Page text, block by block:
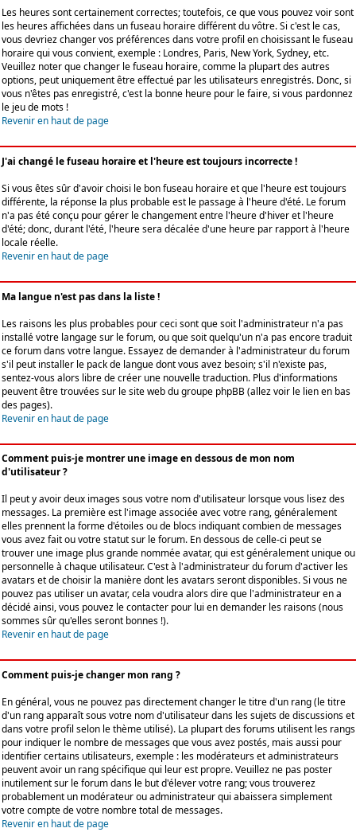
Les heures sont certainement correctes; toutefois, ce que vous pouvez voir sont
les heures affichées dans un fuseau horaire différent du vôtre. Si c'est le cas,
vous devriez changer vos préférences dans votre profil en choisissant le fuseau
horaire qui vous convient, exemple : Londres, Paris, New York, Sydney, etc.
Veuillez noter que changer le fuseau horaire, comme la plupart des autres
options, peut uniquement être effectué par les utilisateurs enregistrés. Donc, si
vous n'êtes pas enregistré, c'est la bonne heure pour le faire, si vous pardonnez
le jeu de mots !
Revenir en haut de page
J'ai changé le fuseau horaire et l'heure est toujours incorrecte !
Si vous êtes sûr d'avoir choisi le bon fuseau horaire et que l'heure est toujours
différente, la réponse la plus probable est le passage à l'heure d'été. Le forum
n'a pas été conçu pour gérer le changement entre l'heure d'hiver et l'heure
d'été; donc, durant l'été, l'heure sera décalée d'une heure par rapport à l'heure
locale réelle.
Revenir en haut de page
Ma langue n'est pas dans la liste !
Les raisons les plus probables pour ceci sont que soit l'administrateur n'a pas
installé votre langage sur le forum, ou que soit quelqu'un n'a pas encore traduit
ce forum dans votre langue. Essayez de demander à l'administrateur du forum
s'il peut installer le pack de langue dont vous avez besoin; s'il n'existe pas,
sentez-vous alors libre de créer une nouvelle traduction. Plus d'informations
peuvent être trouvées sur le site web du groupe phpBB (allez voir le lien en bas
des pages).
Revenir en haut de page
Comment puis-je montrer une image en dessous de mon nom
d'utilisateur ?
Il peut y avoir deux images sous votre nom d'utilisateur lorsque vous lisez des
messages. La première est l'image associée avec votre rang, généralement
elles prennent la forme d'étoiles ou de blocs indiquant combien de messages
vous avez fait ou votre statut sur le forum. En dessous de celle-ci peut se
trouver une image plus grande nommée avatar, qui est généralement unique ou
personnelle à chaque utilisateur. C'est à l'administrateur du forum d'activer les
avatars et de choisir la manière dont les avatars seront disponibles. Si vous ne
pouvez pas utiliser un avatar, cela voudra alors dire que l'administrateur en a
décidé ainsi, vous pouvez le contacter pour lui en demander les raisons (nous
sommes sûr qu'elles seront bonnes !).
Revenir en haut de page
Comment puis-je changer mon rang ?
En général, vous ne pouvez pas directement changer le titre d'un rang (le titre
d'un rang apparaît sous votre nom d'utilisateur dans les sujets de discussions et
dans votre profil selon le thème utilisé). La plupart des forums utilisent les rangs
pour indiquer le nombre de messages que vous avez postés, mais aussi pour
identifier certains utilisateurs, exemple : les modérateurs et administrateurs
peuvent avoir un rang spécifique qui leur est propre. Veuillez ne pas poster
inutilement sur le forum dans le but d'élever votre rang; vous trouverez
probablement un modérateur ou administrateur qui abaissera simplement
votre compte de votre nombre total de messages.
Revenir en haut de page